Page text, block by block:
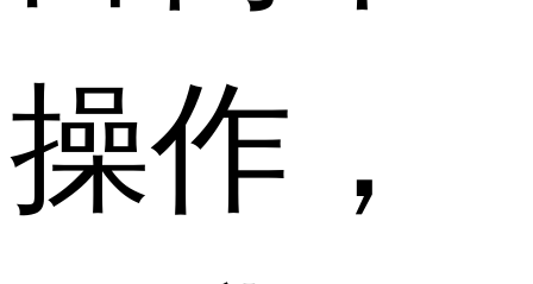
操作，